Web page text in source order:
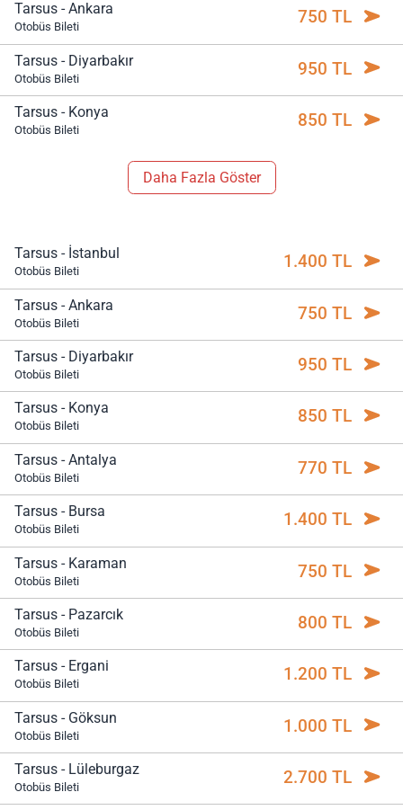
Tarsus - Ankara
Otobüs Bileti 750 TL
Tarsus - Diyarbakır
Otobüs Bileti 950 TL
Tarsus - Konya
Otobüs Bileti 850 TL
Daha Fazla Göster
Tarsus - İstanbul
Otobüs Bileti 1.400 TL
Tarsus - Ankara
Otobüs Bileti 750 TL
Tarsus - Diyarbakır
Otobüs Bileti 950 TL
Tarsus - Konya
Otobüs Bileti 850 TL
Tarsus - Antalya
Otobüs Bileti 770 TL
Tarsus - Bursa
Otobüs Bileti 1.400 TL
Tarsus - Karaman
Otobüs Bileti 750 TL
Tarsus - Pazarcık
Otobüs Bileti 800 TL
Tarsus - Ergani
Otobüs Bileti 1.200 TL
Tarsus - Göksun
Otobüs Bileti 1.000 TL
Tarsus - Lüleburgaz
Otobüs Bileti 2.700 TL